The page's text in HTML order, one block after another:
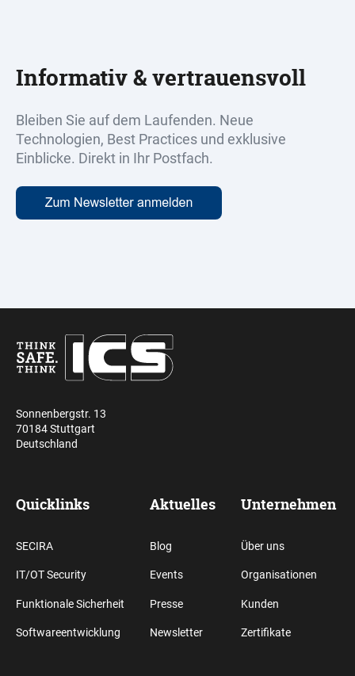
Informativ & vertrauensvoll
Bleiben Sie auf dem Laufenden. Neue
Technologien, Best Practices und exklusive
Einblicke. Direkt in Ihr Postfach.
Sonnenbergstr. 13
70184 Stuttgart
Deutschland
Quicklinks
SECIRA
IT/OT Security
Funktionale Sicherheit
Softwareentwicklung
Aktuelles
Blog
Events
Presse
Newsletter
Unternehmen
Über uns
Organisationen
Kunden
Zertifikate